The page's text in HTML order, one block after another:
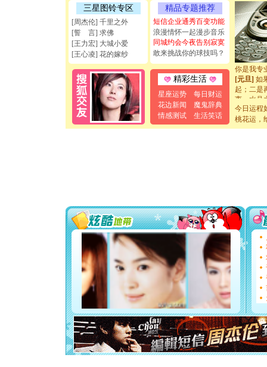
三星图铃专区
[周杰伦] 千里之外
[誓 言] 求佛
[王力宏] 大城小爱
[王心凌] 花的嫁纱
精品专题推荐
短信企业通秀百变功能
浪漫情怀一起漫步音乐
同城约会今夜告别寂寞
敢来挑战你的球技吗？
精彩生活
星座运势
每日财运
花边新闻
魔鬼辞典
情感测试
生活笑话
能正大
天都要快
[圣诞节]
如意,快
[元旦]看
断电。爱
你是我专
[元旦] 如
起；二是
离。水晶
[元旦]当
泣，这痛
你太多，
要平安
[圣诞节]
能正大
天都要快
[圣诞节]
如意,快
[元旦]
看
断电。
你是我
[元旦]
起；二是
离。水晶
[元旦]当
泣，这痛
今日运程
桃花运，